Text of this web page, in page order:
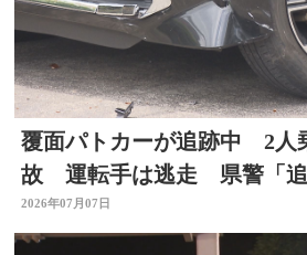
覆面パトカーが追跡中 2人
故 運転手は逃走 県警「追
い」大分
2026年07月07日